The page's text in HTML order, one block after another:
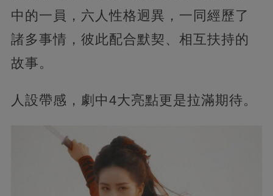
中的一員，六人性格迥異，一同經歷了
諸多事情，彼此配合默契、相互扶持的
故事。
人設帶感，劇中4大亮點更是拉滿期待。